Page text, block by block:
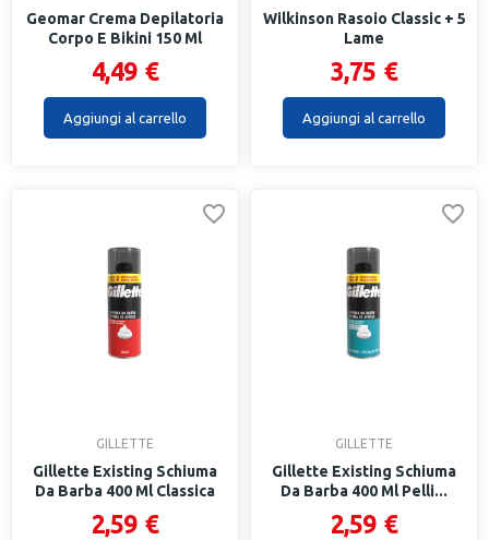
Geomar Crema Depilatoria
Corpo E Bikini 150 Ml
4,49 €
Aggiungi al carrello
Wilkinson Rasoio Classic + 5
Lame
3,75 €
Aggiungi al carrello
GILLETTE
Gillette Existing Schiuma
Da Barba 400 Ml Classica
2,59 €
GILLETTE
Gillette Existing Schiuma
Da Barba 400 Ml Pelli...
2,59 €